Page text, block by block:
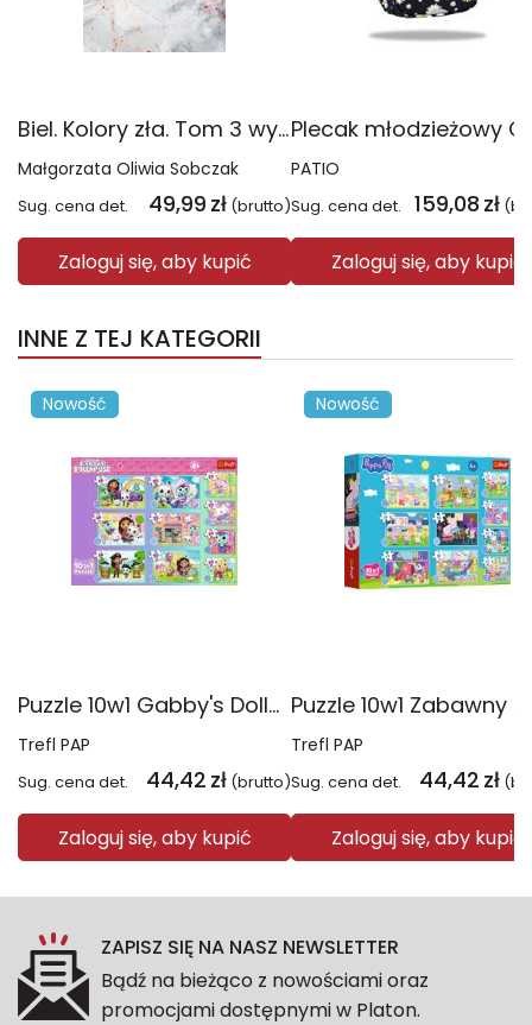
Biel. Kolory zła. Tom 3 wyd. 2025
Małgorzata Oliwia Sobczak
Sug. cena det. 49,99 zł (brutto)
Zaloguj się, aby kupić
PATIO
Sug. cena det. 159,08 zł
Zaloguj się, aby kupić
INNE Z TEJ KATEGORII
Nowość
Puzzle 10w1 Gabby's Dollhouse Gabby i jej świat 96014
Trefl PAP
Sug. cena det. 44,42 zł (brutto)
Zaloguj się, aby kupić
Nowość
Trefl PAP
Sug. cena det. 44,42 zł
Zaloguj się, aby kupić
ZAPISZ SIĘ NA NASZ NEWSLETTER
Bądź na bieżąco z nowościami oraz
promocjami dostępnymi w Platon.